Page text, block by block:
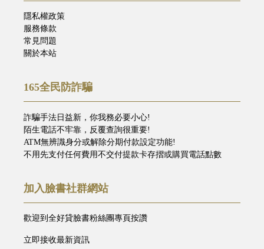
隱私權政策
服務條款
常見問題
關於本站
165全民防詐騙
詐騙手法日益新，你我務必要小心!
陌生電話不牢靠，反覆查詢很重要!
ATM無辨識身分或解除分期付款設定功能!
不用先支付任何費用不交付提款卡存摺或購買電話點數
加入臉書社群網站
歡迎到全好貸臉書粉絲團專頁按讚
立即接收最新資訊